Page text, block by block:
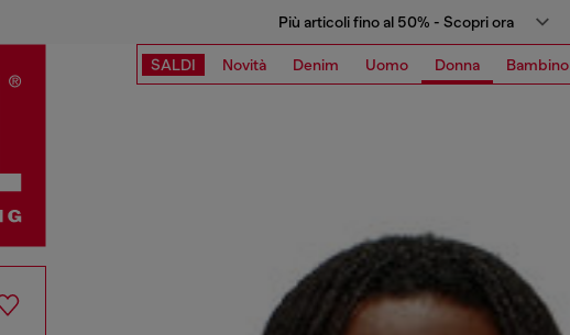
Più articoli fino al 50% - Scopri ora
SALDI Novità Denim Uomo Donna Bambino